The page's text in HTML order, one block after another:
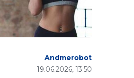
19.06.2026, 13:50
Andmerobot